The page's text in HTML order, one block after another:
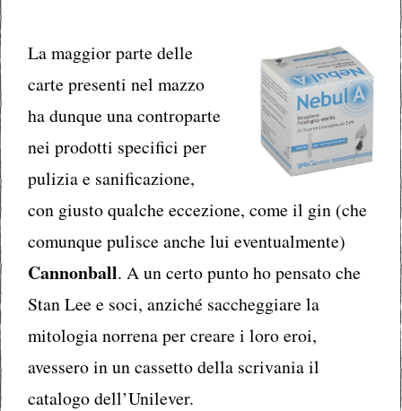
La maggior parte delle
carte presenti nel mazzo
ha dunque una controparte
nei prodotti specifici per
pulizia e sanificazione,
con giusto qualche eccezione, come il gin (che
comunque pulisce anche lui eventualmente)
Cannonball. A un certo punto ho pensato che
Stan Lee e soci, anziché saccheggiare la
mitologia norrena per creare i loro eroi,
avessero in un cassetto della scrivania il
catalogo dell’Unilever.